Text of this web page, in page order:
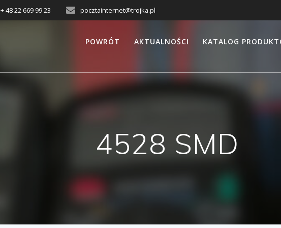
+ 48 22 669 99 23 pocztainternet@trojka.pl
POWRÓT AKTUALNOŚCI KATALOG
4528 SMD